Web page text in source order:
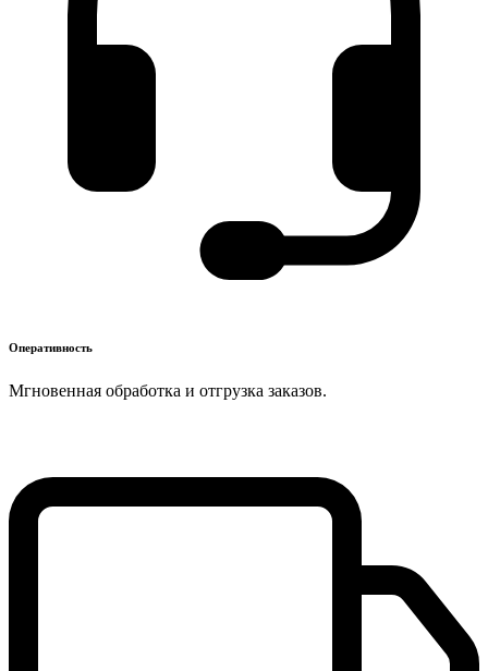
Оперативность
Мгновенная обработка и отгрузка заказов.